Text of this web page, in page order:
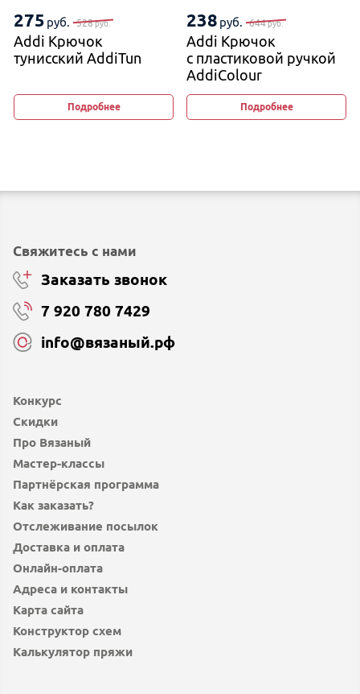
275 руб. 528руб.
Addi Крючок
тунисский AddiTun
Подробнее
238 руб. 644руб.
Addi Крючок
с пластиковой ручкой
AddiColour
Подробнее
Конкурс
Скидки
Про Вязаный
Мастер-классы
Партнёрская программа
Как заказать?
Отслеживание посылок
Доставка и оплата
Онлайн-оплата
Адреса и контакты
Карта сайта
Конструктор схем
Калькулятор пряжи
Свяжитесь с нами
Заказать звонок
7 920 780 7429
info@вязаный.рф